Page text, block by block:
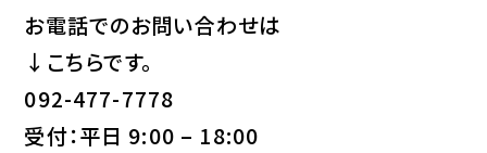
お電話でのお問い合わせは
↓こちらです。
092-477-7778
受付：平日 9:00 – 18:00